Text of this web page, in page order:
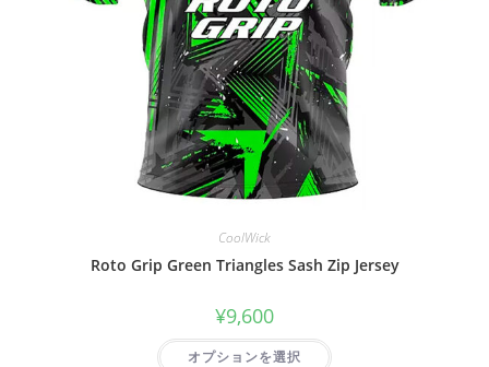
CoolWick
Roto Grip Green Triangles Sash Zip Jersey
¥9,600
オプションを選択